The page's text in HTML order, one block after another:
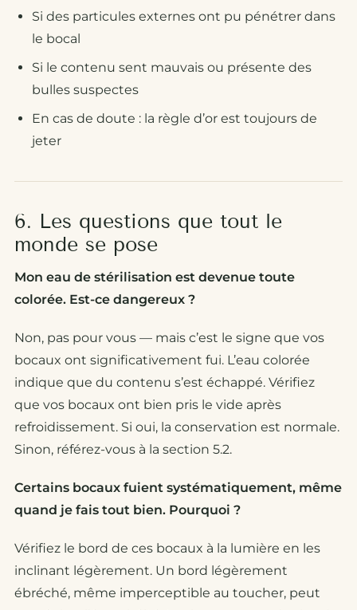
Si des particules externes ont pu pénétrer dans
le bocal
Si le contenu sent mauvais ou présente des
bulles suspectes
En cas de doute : la règle d’or est toujours de
jeter
6. Les questions que tout le
monde se pose
Mon eau de stérilisation est devenue toute
colorée. Est-ce dangereux ?
Non, pas pour vous — mais c’est le signe que vos
bocaux ont significativement fui. L’eau colorée
indique que du contenu s’est échappé. Vérifiez
que vos bocaux ont bien pris le vide après
refroidissement. Si oui, la conservation est normale.
Sinon, référez-vous à la section 5.2.
Certains bocaux fuient systématiquement, même
quand je fais tout bien. Pourquoi ?
Vérifiez le bord de ces bocaux à la lumière en les
inclinant légèrement. Un bord légèrement
ébréché, même imperceptible au toucher, peut